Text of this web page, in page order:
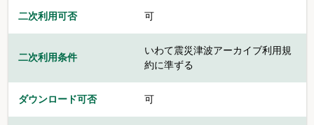
二次利用可否 可
二次利用条件
いわて震災津波アーカイブ利用規
約に準ずる
ダウンロード可否 可